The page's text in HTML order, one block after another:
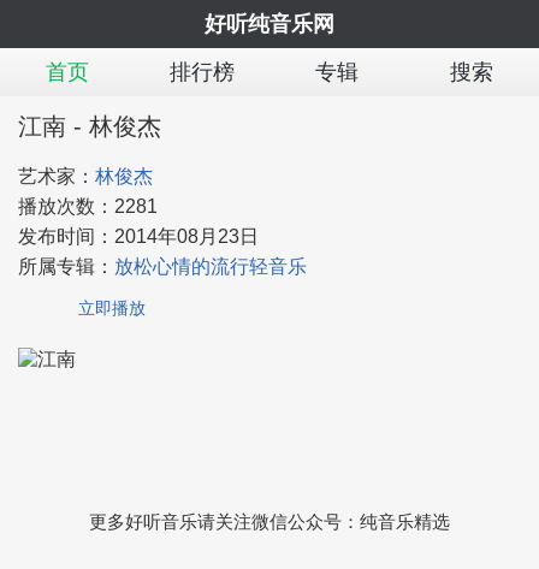
好听纯音乐网
首页
排行榜 专辑 搜索
江南 - 林俊杰
艺术家： 林俊杰
播放次数： 2281
发布时间： 2014年08月23日
所属专辑： 放松心情的流行轻音乐
立即播放
更多好听音乐请关注微信公众号：纯音乐精选